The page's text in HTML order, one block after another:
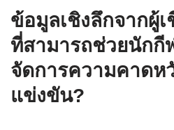
ข้อมูลเชิงลึกจากผู้
ที่สามารถช่วยนักกี
จัดการความคาดห
แข่งขัน?